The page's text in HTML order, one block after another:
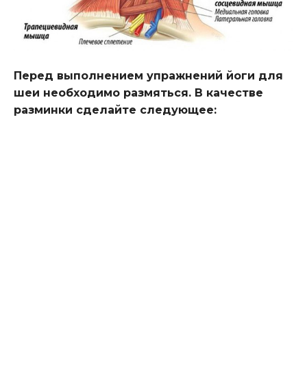
Перед выполнением упражнений йоги для
шеи необходимо размяться. В качестве
разминки сделайте следующее: